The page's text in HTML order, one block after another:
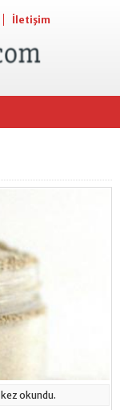
İletişim
kez okundu.